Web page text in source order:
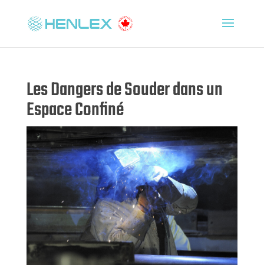
Les Dangers de Souder dans un
Espace Confiné